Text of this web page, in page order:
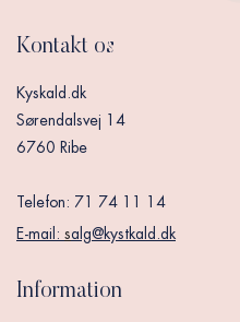
Kontakt os
Kyskald.dk
Sørendalsvej 14
6760 Ribe
Telefon: 71 74 11 14
E-mail: salg@kystkald.dk
Information